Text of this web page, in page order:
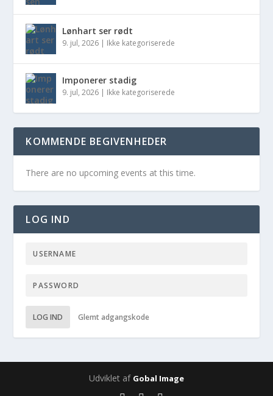
Lønhart ser rødt
9. jul, 2026 | Ikke kategoriserede
Imponerer stadig
9. jul, 2026 | Ikke kategoriserede
KOMMENDE BEGIVENHEDER
There are no upcoming events at this time.
LOG IND
LOG IND Glemt adgangskode
Udviklet af Gobal Image